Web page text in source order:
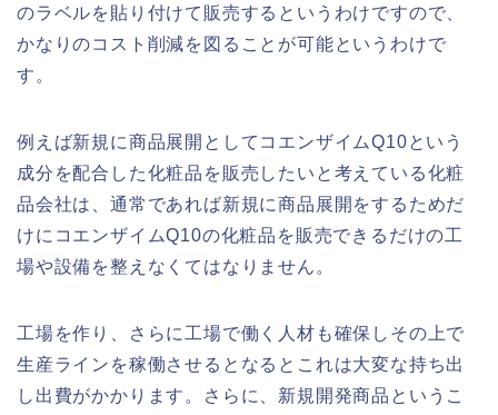
のラベルを貼り付けて販売するというわけですので、
かなりのコスト削減を図ることが可能というわけで
す。
例えば新規に商品展開としてコエンザイムQ10という
成分を配合した化粧品を販売したいと考えている化粧
品会社は、通常であれば新規に商品展開をするためだ
けにコエンザイムQ10の化粧品を販売できるだけの工
場や設備を整えなくてはなりません。
工場を作り、さらに工場で働く人材も確保しその上で
生産ラインを稼働させるとなるとこれは大変な持ち出
し出費がかかります。さらに、新規開発商品というこ